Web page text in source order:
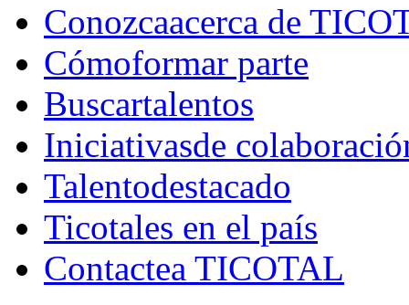
Conozcaacerca de
Cómoformar parte
Buscartalentos
Iniciativasde
Talentodestacado
Ticotales en el país
Contactea TICOTAL